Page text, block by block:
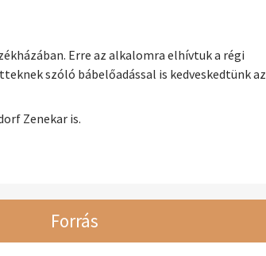
Erre az alkalomra elhívtuk a régi
szóló bábelőadással is kedveskedtünk az
Zenekar is.
Forrás